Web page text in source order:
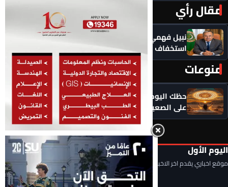
مقال رأي
نبيل فهمي: رفض نتنياهو لخطة السلام يكشف
استخفاف إسرائيل بالإرادة الدولية
منوعات المزيد ‹
حظك اليوم الثلاثاء 11 أغسطس 2026.. توقعات الأبراج
على الصعيد المهني والمالي والعاطفي
اليوم الأول
موقع اخباري يقدم اخر الاخبار المحلية والعربية والعالمية